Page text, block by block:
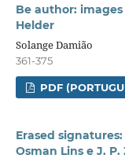
Be author:
Helder
Solange Damião
361-375
PDF
Erased
Osman Lins e J. P.